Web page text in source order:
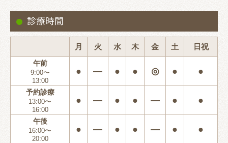
診療時間
月 火 水 木 金 土 日祝
午前
9:00〜
13:00
● ― ● ● ◎ ● ●
予約診療
13:00〜
16:00
● ― ● ● ― ● ●
午後
16:00〜
20:00
● ― ● ● ― ● ●